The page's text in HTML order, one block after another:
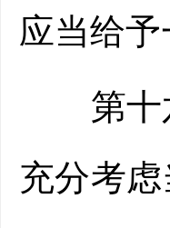
应当给予
第十六
充分考